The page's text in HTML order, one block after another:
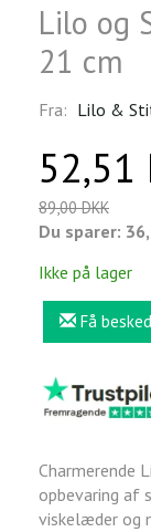
Lilo og
21 cm
Fra: Lilo &
52,51
89,00 DKK
Du sparer:
Ikke på lager
Få
Charmerende
opbevaring af
viskelæder og